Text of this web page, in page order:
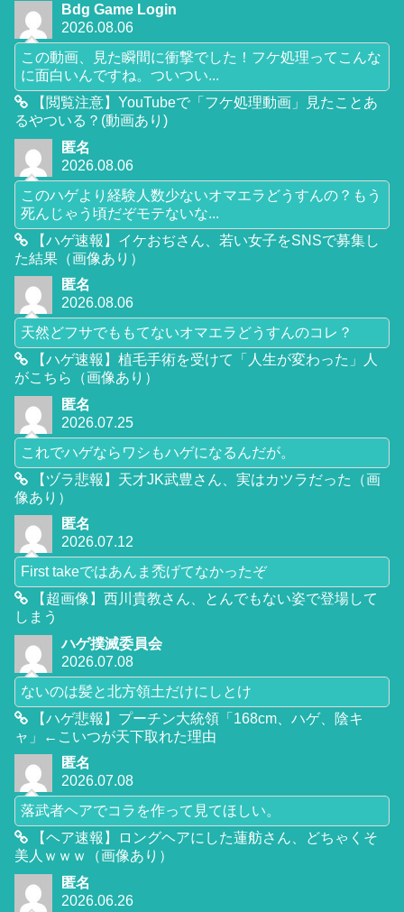
Bdg Game Login
2026.08.06
この動画、見た瞬間に衝撃でした！フケ処理ってこんな
に面白いんですね。ついつい...
【閲覧注意】YouTubeで「フケ処理動画」見たことあ
るやついる？(動画あり)
匿名
2026.08.06
このハゲより経験人数少ないオマエラどうすんの？もう
死んじゃう頃だぞモテないな...
【ハゲ速報】イケおぢさん、若い女子をSNSで募集し
た結果（画像あり）
匿名
2026.08.06
天然どフサでももてないオマエラどうすんのコレ？
【ハゲ速報】植毛手術を受けて「人生が変わった」人
がこちら（画像あり）
匿名
2026.07.25
これでハゲならワシもハゲになるんだが。
【ヅラ悲報】天才JK武豊さん、実はカツラだった（画
像あり）
匿名
2026.07.12
First takeではあんま禿げてなかったぞ
【超画像】西川貴教さん、とんでもない姿で登場して
しまう
ハゲ撲滅委員会
2026.07.08
ないのは髪と北方領土だけにしとけ
【ハゲ悲報】プーチン大統領「168cm、ハゲ、陰キ
ャ」←こいつが天下取れた理由
匿名
2026.07.08
落武者ヘアでコラを作って見てほしい。
【ヘア速報】ロングヘアにした蓮舫さん、どちゃくそ
美人ｗｗｗ（画像あり）
匿名
2026.06.26